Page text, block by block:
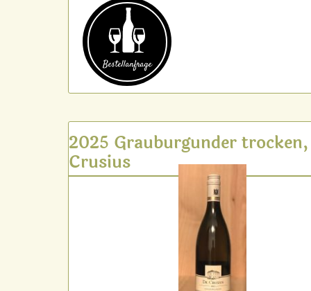
Bestell­anfrage
2025 Grauburgunder
Crusius